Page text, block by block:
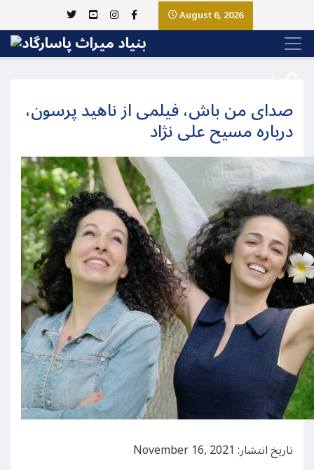
August 6, 2026
صدای من باش، فیلمی از ناهید پرسون،
درباره مسیح علی نژاد
تاریخ انتشار: November 16, 2021